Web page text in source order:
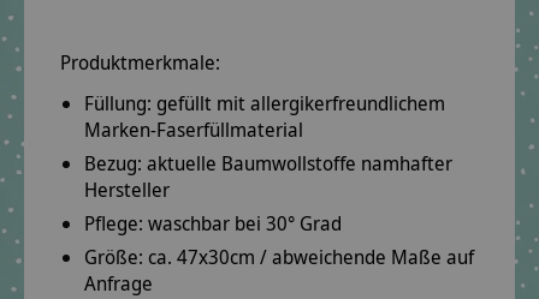
Produktmerkmale:
Füllung: gefüllt mit allergikerfreundlichem
Marken-Faserfüllmaterial
Bezug: aktuelle Baumwollstoffe namhafter
Hersteller
Pflege: waschbar bei 30° Grad
Größe: ca. 47x30cm / abweichende Maße auf
Anfrage